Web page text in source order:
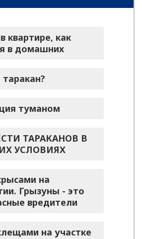
квартире, как
в домашних
туманом
ТАРАКАНОВ В
УСЛОВИЯХ
на
Грызуны - это
вредители
на участке